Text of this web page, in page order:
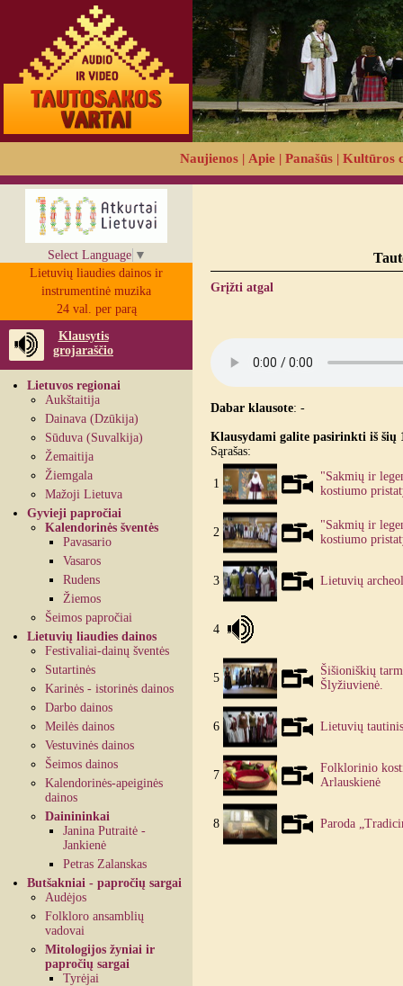
Naujienos | Apie | Panašūs | Kultūros
Select Language ▼
Lietuvių liaudies dainos ir
instrumentinė muzika
24 val. per parą
Klausytis
grojaraščio
Lietuvos regionai
Aukštaitija
Dainava (Dzūkija)
Sūduva (Suvalkija)
Žemaitija
Žiemgala
Mažoji Lietuva
Gyvieji papročiai
Kalendorinės šventės
Pavasario
Vasaros
Rudens
Žiemos
Šeimos papročiai
Lietuvių liaudies dainos
Festivaliai-dainų šventės
Sutartinės
Karinės - istorinės dainos
Darbo dainos
Meilės dainos
Vestuvinės dainos
Šeimos dainos
Kalendorinės-apeiginės
dainos
Dainininkai
Janina Putraitė -
Jankienė
Petras Zalanskas
Butšakniai - papročių sargai
Audėjos
Folkloro ansamblių
vadovai
Mitologijos žyniai ir
papročių sargai
Tyrėjai
Grįžti atgal
Dabar klausote: -
Klausydami galite pasirinkti iš šių
Sąrašas:
1
"Sakmių ir
kostiumo
2
"Sakmių ir
kostiumo
3 Lietuvių
4
5
Šišioniškių
Šlyžiuvienė.
6 Lietuvių
7
Folklorinio
Arlauskienė
8 Paroda